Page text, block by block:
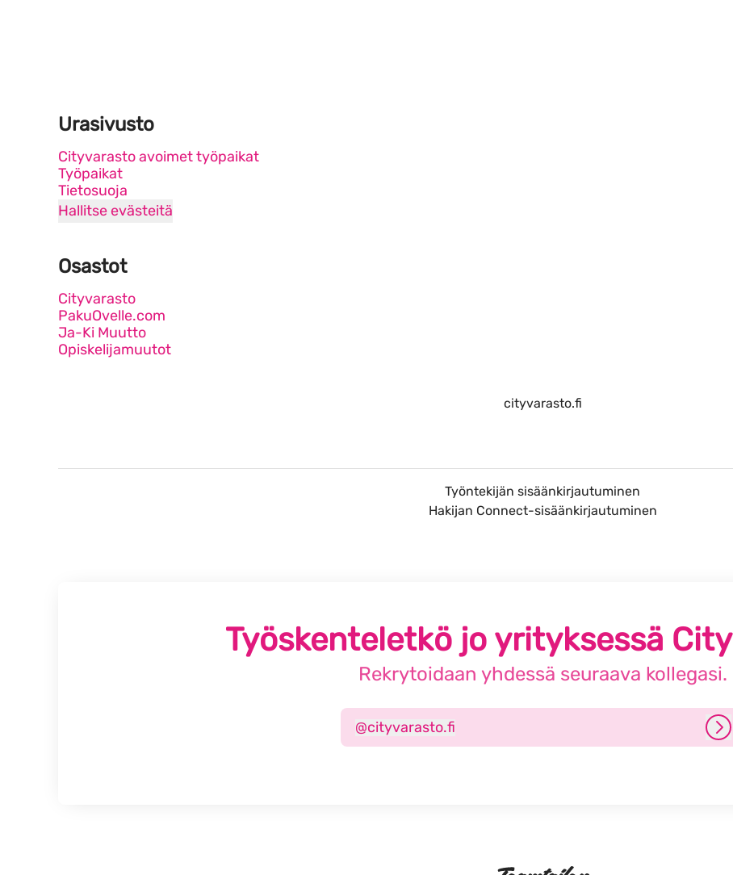
Urasivusto
Cityvarasto avoimet työpaikat
Työpaikat
Tietosuoja
Hallitse evästeitä
Osastot
Cityvarasto
PakuOvelle.com
Ja-Ki Muutto
Opiskelijamuutot
cityvarasto.fi
Työntekijän sisäänkirjautuminen
Hakijan Connect-sisäänkirjautuminen
Työskenteletkö jo yrityksessä
Rekrytoidaan yhdessä seuraava kollegasi.
cityvarasto.fi
@cityvarasto.fi